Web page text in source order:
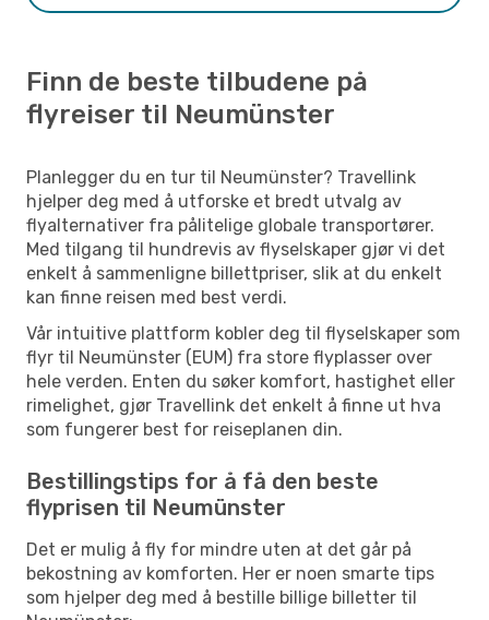
Finn de beste tilbudene på
flyreiser til Neumünster
Planlegger du en tur til Neumünster? Travellink
hjelper deg med å utforske et bredt utvalg av
flyalternativer fra pålitelige globale transportører.
Med tilgang til hundrevis av flyselskaper gjør vi det
enkelt å sammenligne billettpriser, slik at du enkelt
kan finne reisen med best verdi.
Vår intuitive plattform kobler deg til flyselskaper som
flyr til Neumünster (EUM) fra store flyplasser over
hele verden. Enten du søker komfort, hastighet eller
rimelighet, gjør Travellink det enkelt å finne ut hva
som fungerer best for reiseplanen din.
Bestillingstips for å få den beste
flyprisen til Neumünster
Det er mulig å fly for mindre uten at det går på
bekostning av komforten. Her er noen smarte tips
som hjelper deg med å bestille billige billetter til